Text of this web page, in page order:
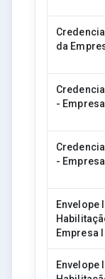
da
- Empresa
- Empresa
Envelope
Empresa I
Envelope